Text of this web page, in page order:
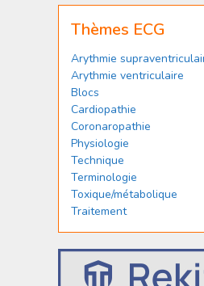
Thèmes ECG
Arythmie
Arythmie ventriculaire
Blocs
Cardiopathie
Coronaropathie
Physiologie
Technique
Terminologie
Toxique/métabolique
Traitement